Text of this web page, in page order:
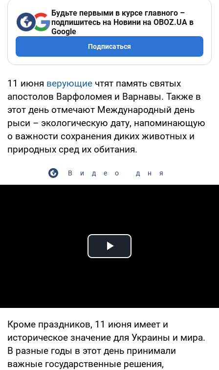
Будьте первыми в курсе главного –
подпишитесь на Новини на OBOZ.UA в
Google
Подписаться
11 июня верующие чтят память святых
апостолов Варфоломея и Варнавы. Также в
этот день отмечают Международный день
рыси – экологическую дату, напоминающую
о важности сохранения диких животных и
природных сред их обитания.
Видео дня
Play Video
Кроме праздников, 11 июня имеет и
историческое значение для Украины и мира.
В разные годы в этот день принимали
важные государственные решения,